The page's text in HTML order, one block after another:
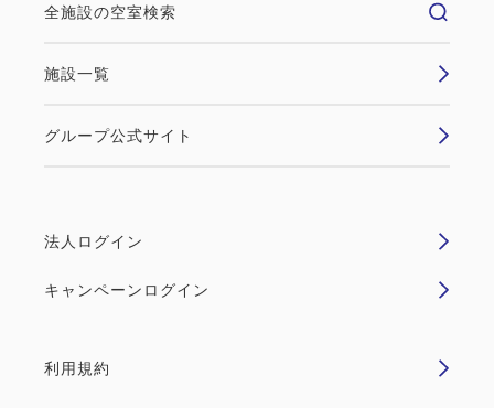
全施設の空室検索
施設一覧
グループ公式サイト
法人ログイン
キャンペーンログイン
利用規約